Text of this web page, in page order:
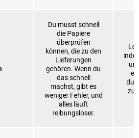
Du musst schnell
die Papiere
überprüfen
können, die zu den
Lieferungen
gehören. Wenn du
das schnell
machst, gibt es
weniger Fehler, und
alles läuft
reibungsloser.